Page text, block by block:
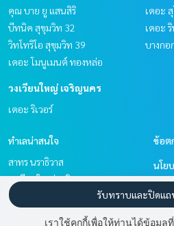
คุณ บาย ยู แสนสิริ
บีทนิค สุขุมวิท 32
วิทโทริโอ สุขุมวิท 39
เดอะ โมนูเมนต์ ทองหล่อ
เดอะ
เดอะ
บางกอ
วงเวียนใหญ่ เจริญนคร
เดอะ ริเวอร์
ทำเลน่าสนใจ
สาทร นราธิวาส
วงเวียนใหญ่ เจริญนคร
พัฒนาการ ศรีนครินทร์
ข้อต
นโย
เกี่ยว
วิธี
เราใช้คุกกี้เพื่อให้ท่านได้ข้อมูล
รับทราบและปิดแถ